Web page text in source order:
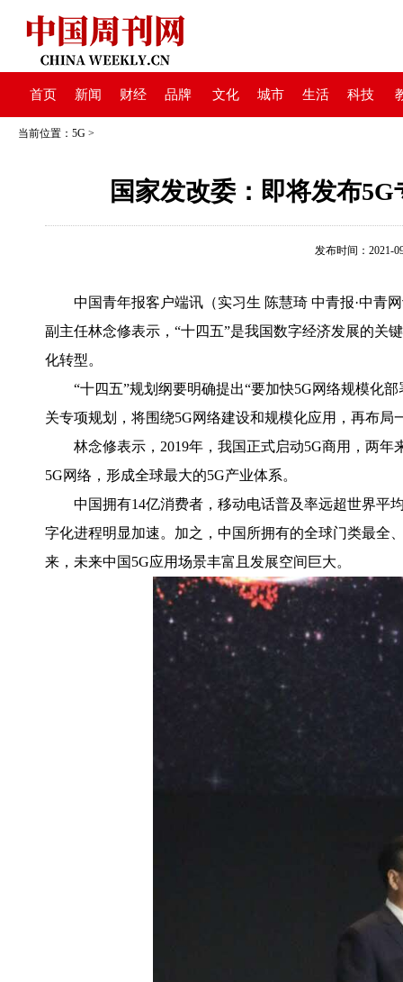
首页 新闻 财经 品牌 文化 城市 生活 科技
当前位置： 5G >
国家发改委：即将发布
发布时间：2021-
中国青年报客户端讯（实习生 陈慧琦 中青报·中青网
副主任林念修表示，“十四五”是我国数字经济发展的关
化转型。
“十四五”规划纲要明确提出“要加快5G网络规模化部
关专项规划，将围绕5G网络建设和规模化应用，再布
林念修表示，2019年，我国正式启动5G商用，两年
5G网络，形成全球最大的5G产业体系。
中国拥有14亿消费者，移动电话普及率远超世界平
字化进程明显加速。加之，中国所拥有的全球门类最全
来，未来中国5G应用场景丰富且发展空间巨大。